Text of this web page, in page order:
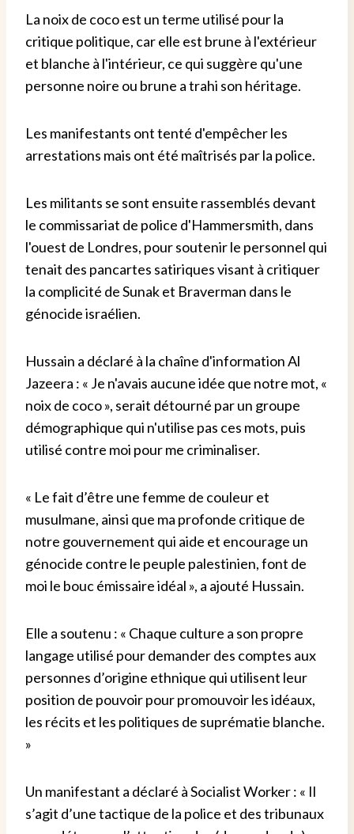
La noix de coco est un terme utilisé pour la
critique politique, car elle est brune à l'extérieur
et blanche à l'intérieur, ce qui suggère qu'une
personne noire ou brune a trahi son héritage.
Les manifestants ont tenté d'empêcher les
arrestations mais ont été maîtrisés par la police.
Les militants se sont ensuite rassemblés devant
le commissariat de police d'Hammersmith, dans
l'ouest de Londres, pour soutenir le personnel qui
tenait des pancartes satiriques visant à critiquer
la complicité de Sunak et Braverman dans le
génocide israélien.
Hussain a déclaré à la chaîne d'information Al
Jazeera : « Je n'avais aucune idée que notre mot, «
noix de coco », serait détourné par un groupe
démographique qui n'utilise pas ces mots, puis
utilisé contre moi pour me criminaliser.
« Le fait d’être une femme de couleur et
musulmane, ainsi que ma profonde critique de
notre gouvernement qui aide et encourage un
génocide contre le peuple palestinien, font de
moi le bouc émissaire idéal », a ajouté Hussain.
Elle a soutenu : « Chaque culture a son propre
langage utilisé pour demander des comptes aux
personnes d’origine ethnique qui utilisent leur
position de pouvoir pour promouvoir les idéaux,
les récits et les politiques de suprématie blanche.
»
Un manifestant a déclaré à Socialist Worker : « Il
s’agit d’une tactique de la police et des tribunaux